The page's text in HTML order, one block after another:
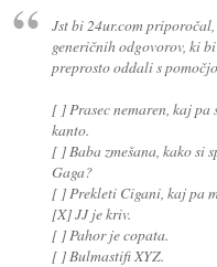
Jst bi 24ur.com
generičnih odgovorov, ki
preprosto oddali s
[ ] Prasec nemaren, kaj
kanto.
[ ] Baba zmešana, kako si
Gaga?
[ ] Prekleti Cigani, kaj pa
[X] JJ je kriv.
[ ] Pahor je copata.
[ ] Bulmastifi XYZ.